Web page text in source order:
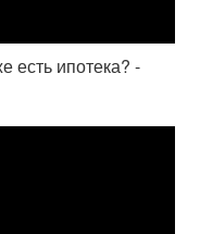
есть ипотека? -